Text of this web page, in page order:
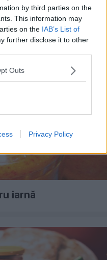
by third parties on the
This information may
on the IAB’s List of
further disclose it to other
Outs
Privacy Policy
iarnă